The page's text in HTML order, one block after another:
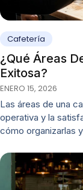
Cafetería
¿Qué Áreas
Exitosa?
ENERO 15, 2026
Las áreas de una
operativa y la
cómo organizarlas